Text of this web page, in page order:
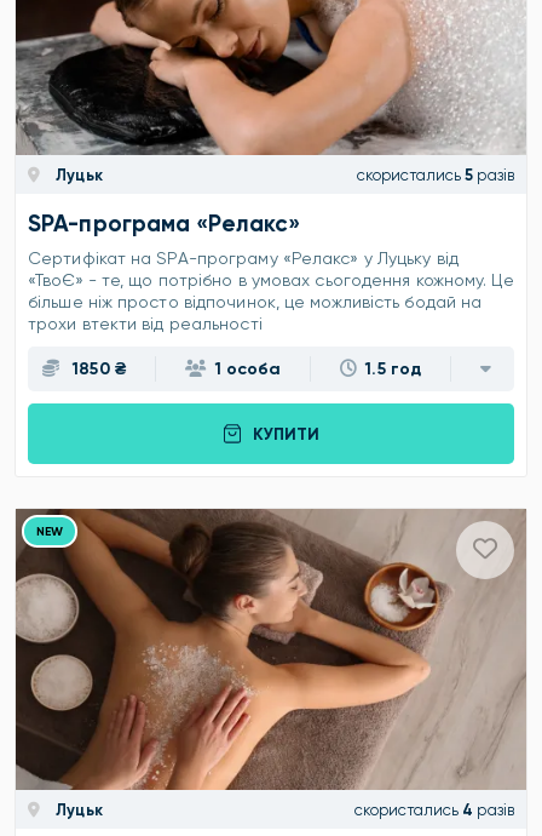
Луцьк скористались 5 разів
SPA-програма «Релакс»
Сертифікат на SPA-програму «Релакс» у Луцьку від
«ТвоЄ» - те, що потрібно в умовах сьогодення кожному. Це
більше ніж просто відпочинок, це можливість бодай на
трохи втекти від реальності
1850 ₴ 1 особа 1.5 год
КУПИТИ
NEW
Луцьк скористались 4 разів